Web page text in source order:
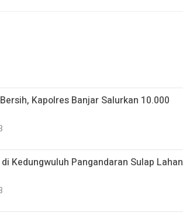
Kapolres Banjar Salurkan 10.000
Kedungwuluh Pangandaran Sulap Lahan